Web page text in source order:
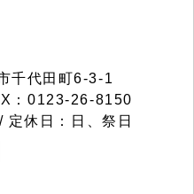
千代田町6-3-1
：0123-26-8150
休日：日、祭日